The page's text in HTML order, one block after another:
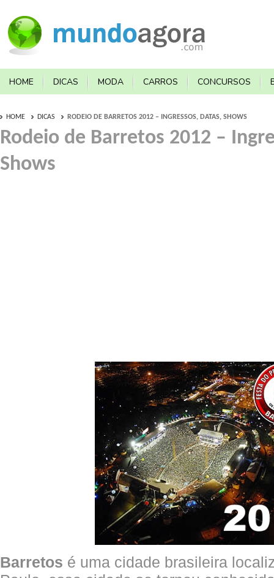
HOME DICAS MODA CARROS CONCURSOS
HOME DICAS RODEIO DE BARRETOS 2012 – INGRESSOS, DATAS, SHOWS
Rodeio de Barretos 2012 –
Shows
Barretos é uma cidade brasileira